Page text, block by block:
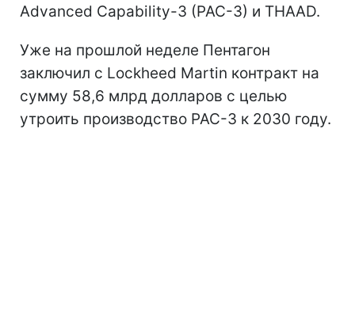
Advanced Capability-3 (PAC-3) и THAAD.
Уже на прошлой неделе Пентагон
заключил с Lockheed Martin контракт на
сумму 58,6 млрд долларов с целью
утроить производство PAC-3 к 2030 году.